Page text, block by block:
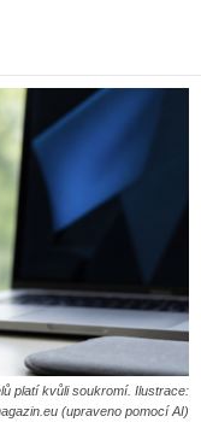
platí kvůli soukromí. Ilustrace:
(upraveno pomocí AI)